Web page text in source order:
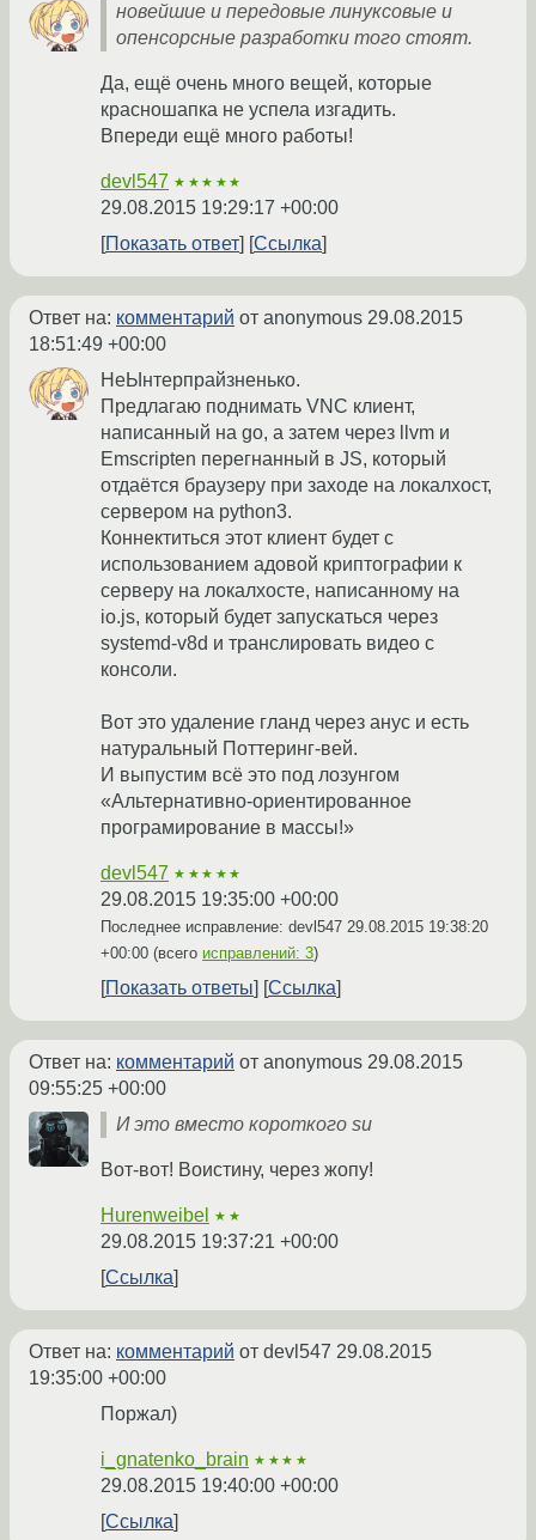
новейшие и передовые линуксовые и
опенсорсные разработки того стоят.
Да, ещё очень много вещей, которые
красношапка не успела изгадить.
Впереди ещё много работы!
devl547 ★★★★★
29.08.2015 19:29:17 +00:00
Показать ответ
Ссылка
Ответ на: комментарий от anonymous 29.08.2015
18:51:49 +00:00
НеЫнтерпрайзненько.
Предлагаю поднимать VNC клиент,
написанный на go, а затем через llvm и
Emscripten перегнанный в JS, который
отдаётся браузеру при заходе на локалхост,
сервером на python3.
Коннектиться этот клиент будет с
использованием адовой криптографии к
серверу на локалхосте, написанному на
io.js, который будет запускаться через
systemd-v8d и транслировать видео с
консоли.
Вот это удаление гланд через анус и есть
натуральный Поттеринг-вей.
И выпустим всё это под лозунгом
«Альтернативно-ориентированное
програмирование в массы!»
devl547 ★★★★★
29.08.2015 19:35:00 +00:00
Последнее исправление: devl547 29.08.2015 19:38:20
+00:00 (всего исправлений: 3)
Показать ответы Ссылка
Ответ на: комментарий от anonymous 29.08.2015
09:55:25 +00:00
И это вместо короткого su
Вот-вот! Воистину, через жопу!
Hurenweibel ★★
29.08.2015 19:37:21 +00:00
Ссылка
Ответ на: комментарий от devl547 29.08.2015
19:35:00 +00:00
Поржал)
i_gnatenko_brain ★★★★
29.08.2015 19:40:00 +00:00
Ссылка